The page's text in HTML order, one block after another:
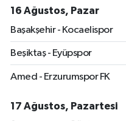
16 Ağustos, Pazar
Başakşehir - Kocaelispor
Beşiktaş - Eyüpspor
Amed - Erzurumspor FK
17 Ağustos, Pazartesi